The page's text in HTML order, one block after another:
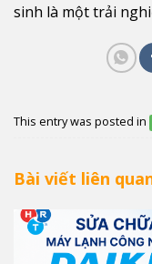
sinh là một trải
This entry was posted in
Bài viết liên